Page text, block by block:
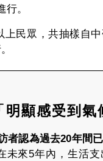
行。
上民眾，共抽樣自
顯感受到氣
者認為過去20年間
未來5年內，生活